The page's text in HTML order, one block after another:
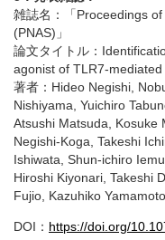
雑誌名：「Proceedings
(PNAS) 」
論文タイトル：
agonist of TLR7-
著者：Hideo Negishi,
Nishiyama, Yuichiro
Atsushi Matsuda, Kosuke
Negishi-Koga, Takeshi
Ishiwata, Shun-ichiro
Hiroshi Kiyonari, Takeshi
Fujio, Kazuhiko
DOI： https://doi.org/